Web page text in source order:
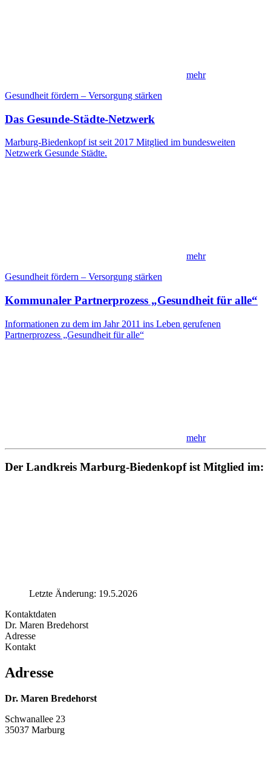
mehr
Gesundheit fördern – Versorgung stärken
Das Gesunde-Städte-Netzwerk
Marburg-Biedenkopf ist seit 2017 Mitglied im bundesweiten
Netzwerk Gesunde Städte.
mehr
Gesundheit fördern – Versorgung stärken
Kommunaler Partnerprozess „Gesundheit für alle“
Informationen zu dem im Jahr 2011 ins Leben gerufenen
Partnerprozess „Gesundheit für alle“
mehr
Der Landkreis Marburg-Biedenkopf ist Mitglied im:
Letzte Änderung: 19.5.2026
Kontaktdaten
Dr. Maren Bredehorst
Adresse
Kontakt
Adresse
Dr. Maren Bredehorst
Schwanallee 23
35037 Marburg